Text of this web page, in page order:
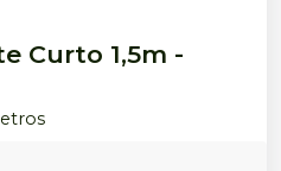
Curto 1,5m -